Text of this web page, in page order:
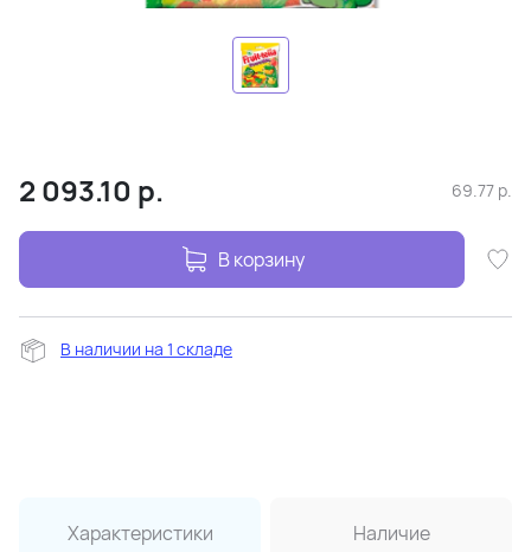
2 093.10 р. 69.77 р.
В корзину
В наличии на 1 складе
Характеристики Наличие